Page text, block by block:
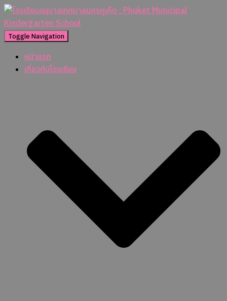
Toggle Navigation
หน้าแรก
เกี่ยวกับโรงเรียน